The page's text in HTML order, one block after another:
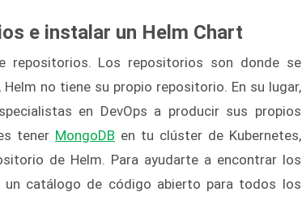
e instalar un Helm Chart
Los repositorios son donde se
no tiene su propio repositorio. En su lugar,
en DevOps a producir sus propios
tener MongoDB en tu clúster de Kubernetes,
de Helm. Para ayudarte a encontrar los
un catálogo de código abierto para todos los